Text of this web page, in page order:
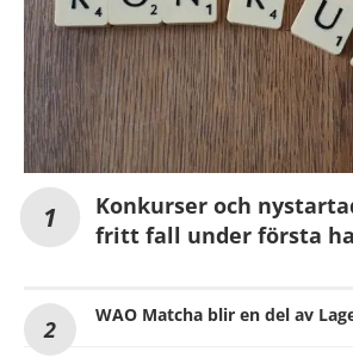
Konkurser och
fritt fall under första
WAO Matcha blir en del av